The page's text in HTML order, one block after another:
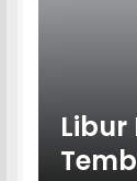
Libur